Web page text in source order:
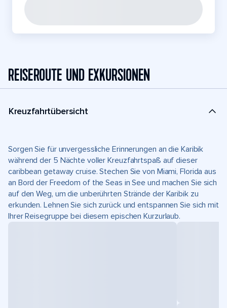
REISEROUTE UND EXKURSIONEN
Kreuzfahrtübersicht
Sorgen Sie für unvergessliche Erinnerungen an die Karibik
während der 5 Nächte voller Kreuzfahrtspaß auf dieser
caribbean getaway cruise. Stechen Sie von Miami, Florida aus
an Bord der Freedom of the Seas in See und machen Sie sich
auf den Weg, um die unberührten Strände der Karibik zu
erkunden. Lehnen Sie sich zurück und entspannen Sie sich mit
Ihrer Reisegruppe bei diesem epischen Kurzurlaub.